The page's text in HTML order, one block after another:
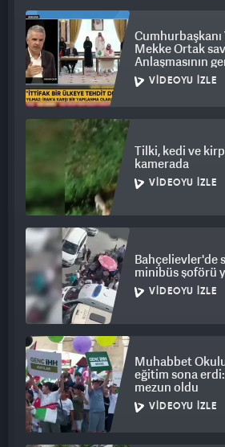
yaptığı bildirildi.
Cumhurbaşkanı
Mekke Ortak
Anlaşmasının
ifade etti
VIDEOYU İZLE
Tilki, kedi ve
kamerada
VIDEOYU İZLE
Bahçelievler'de
minibüs şoförü
VIDEOYU İZLE
Muhabbet
eğitim sona
mezun oldu
VIDEOYU İZLE